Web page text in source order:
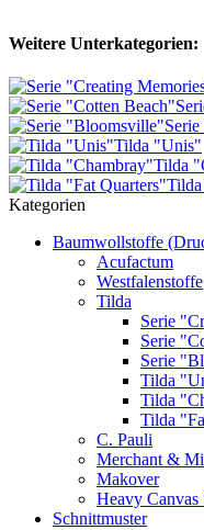
Weitere Unterkategorien:
Tilda "Unis"
Tilda
Kategorien
Baumwollstoffe
Acufactum
Westfalenstoffe
Tilda
Serie
Serie
Serie
Tilda
Tilda
Tilda
C. Pauli
Merchant &
Makover
Heavy Canvas
Schnittmuster